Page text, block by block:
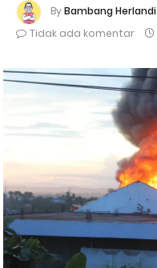
ByBambang Herlandi
Tidak ada komentar